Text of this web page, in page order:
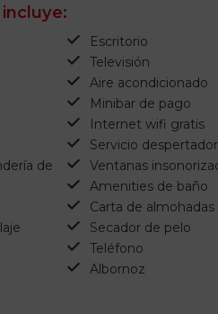
Escritorio
Televisión
Aire acondicionado
Minibar de pago
Internet wifi gratis
Servicio despertador
de
Ventanas
Amenities de baño
Carta de almohadas
Secador de pelo
Teléfono
Albornoz